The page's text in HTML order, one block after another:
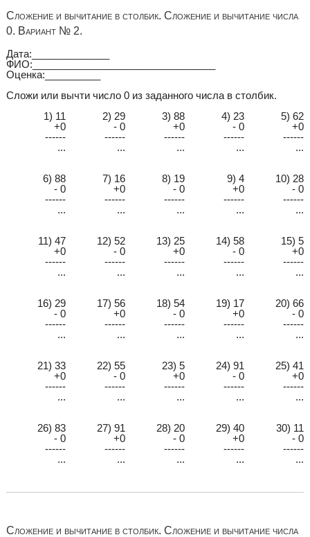
Сложение и вычитание в столбик. Сложение и вычитание числа
0. Вариант № 2.
Дата:______________
ФИО:_________________________________
Оценка:__________
Сложи или вычти число 0 из заданного числа в столбик.
1) 11
2) 29 3) 88 4) 23
5) 62
+0
- 0 +0 - 0
+0
------
------ ------ ------
------
...
... ... ... ...
6) 88 7) 16 8) 19 9) 4
10) 28
- 0
+0 - 0 +0
- 0
------
------ ------ ------
------
...
... ... ... ...
11) 47 12) 52 13) 25 14) 58
15) 5
+0
- 0 +0 - 0
+0
------
------ ------ ------
------
...
... ... ... ...
16) 29 17) 56 18) 54 19) 17
20) 66
- 0
+0 - 0 +0
- 0
------
------ ------ ------
------
...
... ... ... ...
21) 33 22) 55 23) 5 24) 91
25) 41
+0
- 0 +0 - 0
+0
------
------ ------ ------
------
...
... ... ... ...
26) 83 27) 91 28) 20 29) 40
30) 11
- 0
+0 - 0 +0
- 0
------
------ ------ ------
------
...
... ... ... ...
Сложение и вычитание в столбик. Сложение и вычитание числа